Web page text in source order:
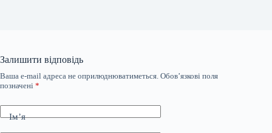
Залишити відповідь
Ваша e-mail адреса не оприлюднюватиметься. Обов’язкові поля
позначені *
Ім’я